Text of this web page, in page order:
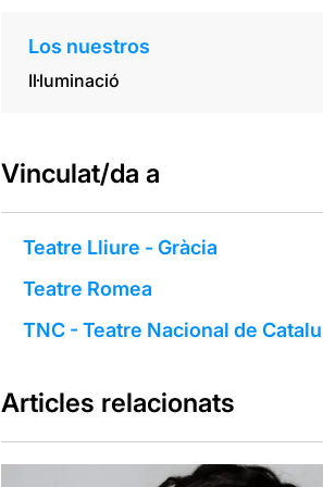
Los nuestros
Il·luminació
Vinculat/da a
Teatre Lliure - Gràcia
Teatre Romea
TNC - Teatre Nacional de
Articles relacionats